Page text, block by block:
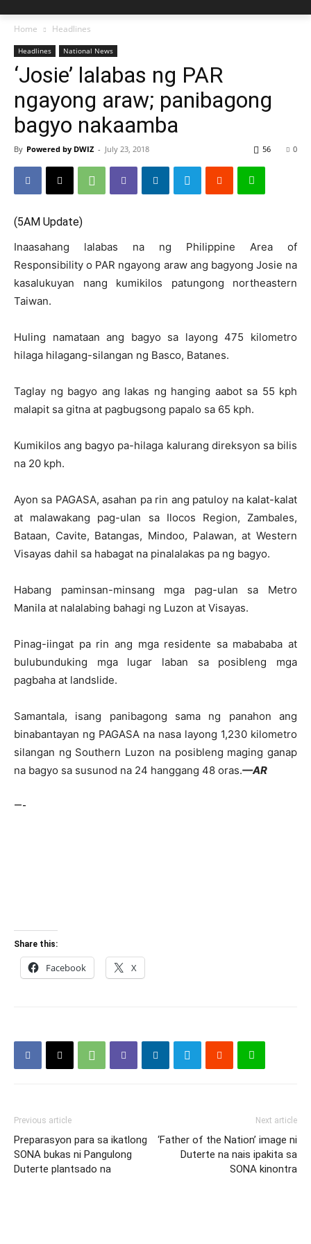
Home Headlines
Headlines National News
‘Josie’ lalabas ng PAR
ngayong araw; panibagong
bagyo nakaamba
By Powered by DWIZ - July 23, 2018 0
56
(5AM Update)
Inaasahang lalabas na ng Philippine Area of
Responsibility o PAR ngayong araw ang bagyong Josie na
kasalukuyan nang kumikilos patungong northeastern
Taiwan.
Huling namataan ang bagyo sa layong 475 kilometro
hilaga hilagang-silangan ng Basco, Batanes.
Taglay ng bagyo ang lakas ng hanging aabot sa 55 kph
malapit sa gitna at pagbugsong papalo sa 65 kph.
Kumikilos ang bagyo pa-hilaga kalurang direksyon sa bilis
na 20 kph.
Ayon sa PAGASA, asahan pa rin ang patuloy na kalat-kalat
at malawakang pag-ulan sa Ilocos Region, Zambales,
Bataan, Cavite, Batangas, Mindoo, Palawan, at Western
Visayas dahil sa habagat na pinalalakas pa ng bagyo.
Habang paminsan-minsang mga pag-ulan sa Metro
Manila at nalalabing bahagi ng Luzon at Visayas.
Pinag-iingat pa rin ang mga residente sa mabababa at
bulubunduking mga lugar laban sa posibleng mga
pagbaha at landslide.
Samantala, isang panibagong sama ng panahon ang
binabantayan ng PAGASA na nasa layong 1,230 kilometro
silangan ng Southern Luzon na posibleng maging ganap
na bagyo sa susunod na 24 hanggang 48 oras.—AR
—-
Share this:
Facebook X
Previous article
Preparasyon para sa ikatlong
SONA bukas ni Pangulong
Duterte plantsado na
Next article
‘Father of the Nation’ image ni
Duterte na nais ipakita sa
SONA kinontra